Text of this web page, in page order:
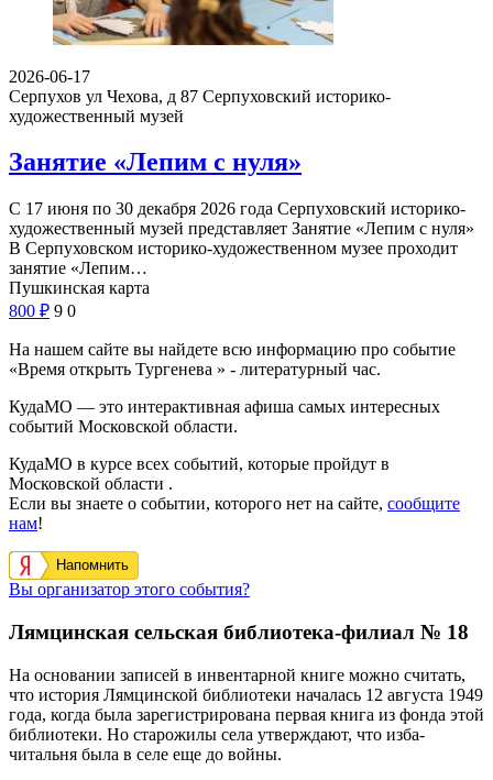
2026-06-17
Серпухов ул Чехова, д 87 Серпуховский историко-
художественный музей
Занятие «Лепим с нуля»
С 17 июня по 30 декабря 2026 года Серпуховский историко-
художественный музей представляет Занятие «Лепим с нуля»
В Серпуховском историко-художественном музее проходит
занятие «Лепим…
Пушкинская карта
800 ₽ 9 0
На нашем сайте вы найдете всю информацию про событие
«Время открыть Тургенева » - литературный час.
КудаМО — это интерактивная афиша самых интересных
событий Московской области.
КудаМО в курсе всех событий, которые пройдут в
Московской области .
Если вы знаете о событии, которого нет на сайте, сообщите
нам!
Напомнить
Вы организатор этого события?
Лямцинская сельская библиотека-филиал № 18
На основании записей в инвентарной книге можно считать,
что история Лямцинской библиотеки началась 12 августа 1949
года, когда была зарегистрирована первая книга из фонда этой
библиотеки. Но старожилы села утверждают, что изба-
читальня была в селе еще до войны.